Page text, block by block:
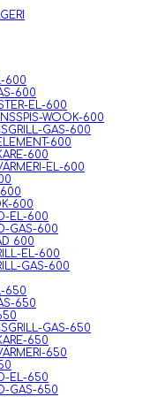
600
600
EL-600
WOOK-600
GAS-600
600
600
EL-600
600
EL-600
GAS-600
600
EL-600
GAS-600
650
650
GAS-650
650
650
EL-650
GAS-650